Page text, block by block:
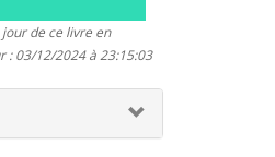
de ce livre en
: 03/12/2024 à 23:15:03